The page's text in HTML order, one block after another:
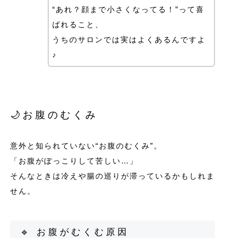
“あれ？顔まで小さくなってる！”って喜
ばれること、
うちのサロンでは実はよくあるんですよ
♪
🌙お腹のむくみ
意外と知られていない“お腹のむくみ”。
「お腹がぽっこりして苦しい…」
そんなときは冷えや腸の巡りが滞っているかもしれま
せん。
🔹 お腹がむくむ原因